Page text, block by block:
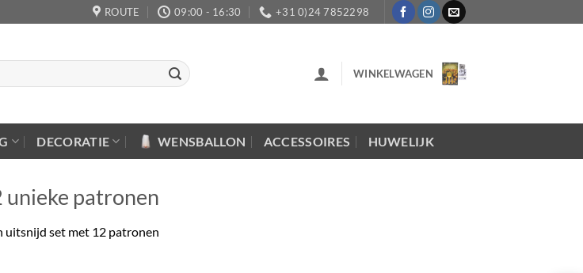
ROUTE 09:00 - 16:30 +31 0)24 7852298
WINKELWAGEN
DECORATIE WENSBALLON ACCESSOIRES HUWELIJK
patronen
uitsnijd set met 12 patronen